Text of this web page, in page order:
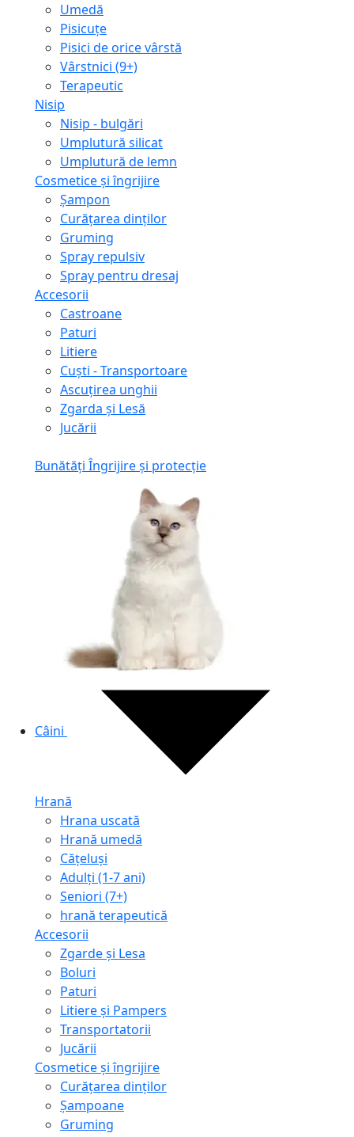
Umedă
Pisicuțe
Pisici de orice vârstă
Vârstnici (9+)
Terapeutic
Nisip
Nisip - bulgări
Umplutură silicat
Umplutură de lemn
Cosmetice și îngrijire
Șampon
Curățarea dinților
Gruming
Spray repulsiv
Spray pentru dresaj
Accesorii
Castroane
Paturi
Litiere
Сuști - Transportoare
Ascuţirea unghii
Zgarda și Lesă
Jucării
Bunătăți Îngrijire și protecție
Câini
Hrană
Hrana uscată
Hrană umedă
Cățeluși
Adulți (1-7 ani)
Seniori (7+)
hrană terapeutică
Accesorii
Zgarde și Lesa
Boluri
Paturi
Litiere și Pampers
Transportatorii
Jucării
Cosmetice și îngrijire
Curățarea dinților
Șampoane
Gruming